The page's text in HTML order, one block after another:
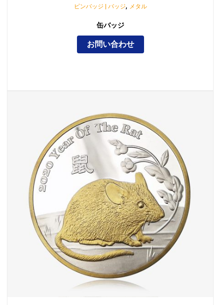
ピンバッジ | バッジ, メタル
缶バッジ
お問い合わせ